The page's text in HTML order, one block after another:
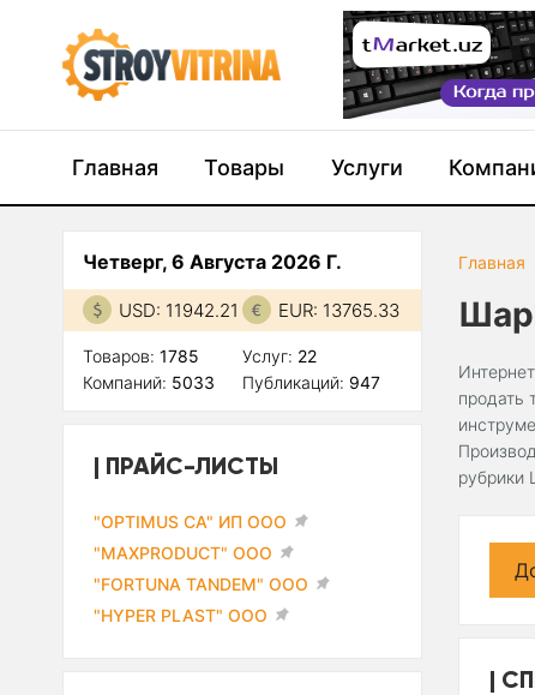
Главная Товары Услуги
Главная
продать
рубрики
Четверг, 6 Августа 2026 Г.
USD: 11942.21 EUR: 13765.33
Товаров: 1785
Компаний: 5033
Услуг: 22
Публикаций: 947
ПРАЙС-ЛИСТЫ
"OPTIMUS CA" ИП ООО
"MAXPRODUCT" ООО
"FORTUNA TANDEM" ООО
"HYPER PLAST" ООО